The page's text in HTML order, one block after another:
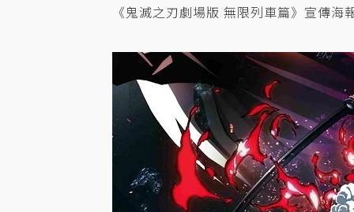
《鬼滅之刃劇場版 無限列車篇》宣傳海